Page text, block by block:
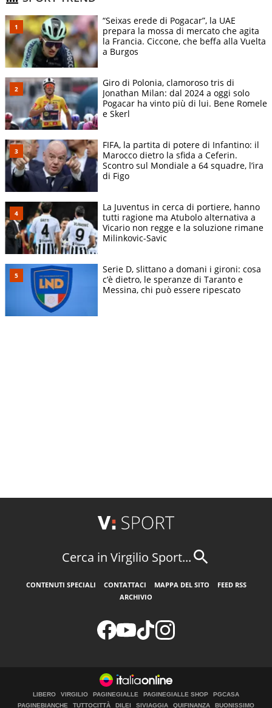
“Seixas erede di Pogacar”, la UAE
prepara la mossa di mercato che agita
la Francia. Ciccone, che beffa alla Vuelta
a Burgos
Giro di Polonia, clamoroso tris di
Jonathan Milan: dal 2024 a oggi solo
Pogacar ha vinto più di lui. Bene Romele
e Skerl
FIFA, la partita di potere di Infantino: il
Marocco dietro la sfida a Ceferin.
Scontro sul Mondiale a 64 squadre, l’ira
di Figo
La Juventus in cerca di portiere, hanno
tutti ragione ma Atubolo alternativa a
Vicario non regge e la soluzione rimane
Milinkovic-Savic
Serie D, slittano a domani i gironi: cosa
c’è dietro, le speranze di Taranto e
Messina, chi può essere ripescato
Cerca in Virgilio Sport...
CONTENUTI SPECIALI CONTATTACI MAPPA DEL SITO
FEED RSS
ARCHIVIO
LIBERO VIRGILIO PAGINEGIALLE PAGINEGIALLE SHOP
PGCASA
PAGINEBIANCHE
TUTTOCITTÀ DILEI SIVIAGGIA QUIFINANZA BUONISSIMO